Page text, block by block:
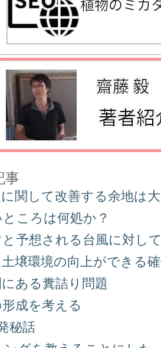
事
関して改善する余地は
ころは何処か？
予想される台風に対し
壌環境の向上ができる
ある糞詰り問題
成を考える
秘話